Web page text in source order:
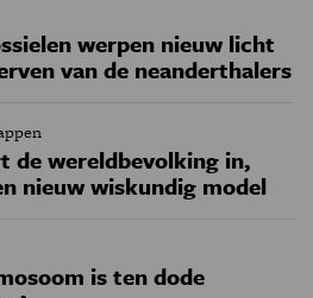
werpen nieuw licht
van de neanderthalers
de wereldbevolking in,
nieuw wiskundig model
is ten dode